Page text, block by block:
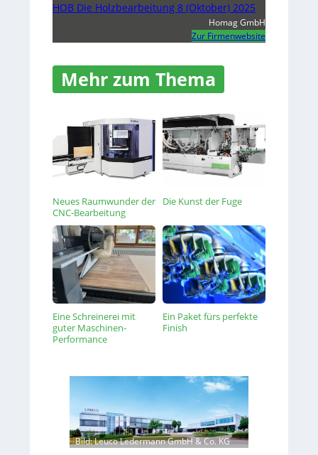
HOB Die Holzbearbeitung 8 (Oktober) 2025
Homag GmbH
Zur Firmenwebsite
Mehr zum Thema
Neues Raumwunder der
CNC-Bearbeitung
Die Kunst der Fuge
Eine Schreinerei mit
guter Maschinen-
Performance
Ein Paket fürs perfekte
Finish
Bild: Leuco Ledermann GmbH & Co. KG